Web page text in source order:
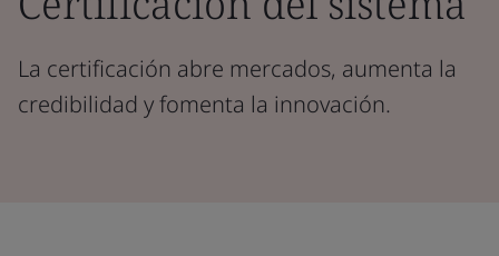
La certificación abre mercados, aumenta la
credibilidad y fomenta la innovación.